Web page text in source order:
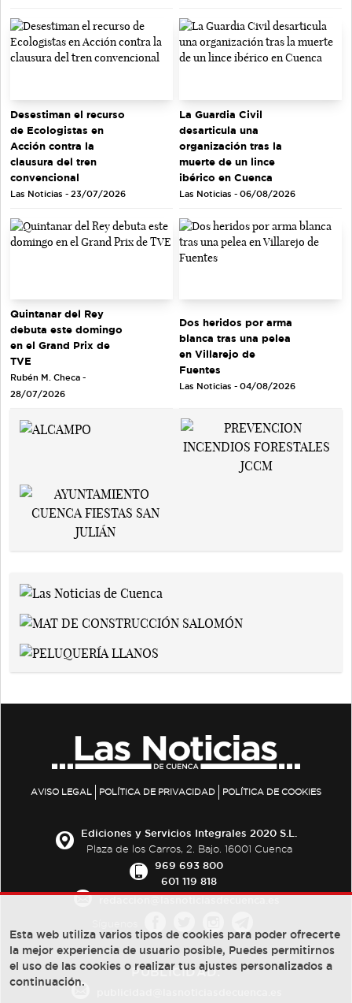
Desestiman el recurso
de Ecologistas en
Acción contra la
clausura del tren
convencional
Las Noticias - 23/07/2026
La Guardia Civil
desarticula una
organización tras la
muerte de un lince
ibérico en Cuenca
Las Noticias - 06/08/2026
Quintanar del Rey
debuta este domingo
en el Grand Prix de
TVE
Rubén M. Checa -
28/07/2026
Dos heridos por arma
blanca tras una pelea
en Villarejo de
Fuentes
Las Noticias - 04/08/2026
AVISO LEGAL POLÍTICA DE PRIVACIDAD POLÍTICA DE COOKIES
Ediciones y Servicios Integrales 2020 S.L.
Plaza de los Carros, 2. Bajo. 16001 Cuenca
969 693 800
601 119 818
PUBLICIDAD:
Esta web utiliza varios tipos de cookies para poder ofrecerte
la mejor experiencia de usuario posible, Puedes permitirnos
el uso de las cookies o realizar tus ajustes personalizados a
continuación.